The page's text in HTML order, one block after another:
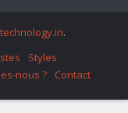
.
Styles
nous ? Contact